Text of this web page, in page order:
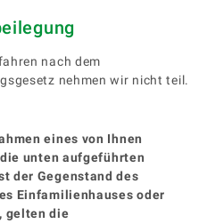
nach dem
nehmen wir nicht teil.
eines von Ihnen
unten aufgeführten
der Gegenstand des
Einfamilienhauses oder
gelten die